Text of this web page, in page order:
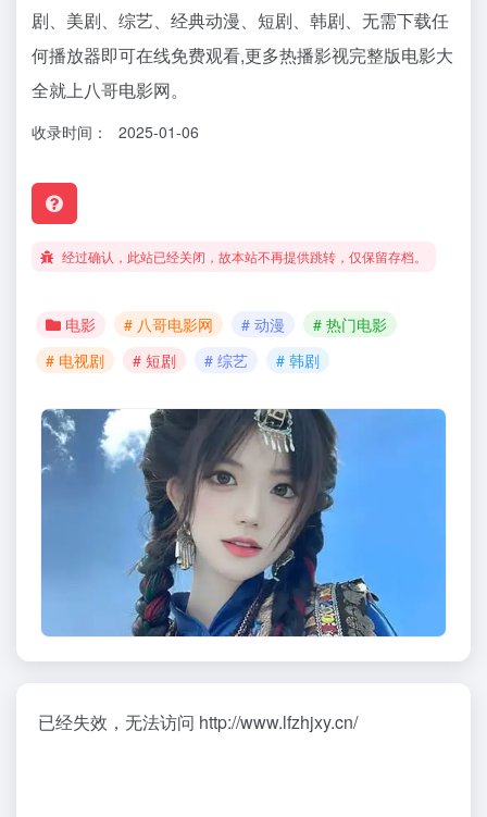
剧、美剧、综艺、经典动漫、短剧、韩剧、无需下载任
何播放器即可在线免费观看,更多热播影视完整版电影大
全就上八哥电影网。
收录时间： 2025-01-06
经过确认，此站已经关闭，故本站不再提供跳转，仅保留存档。
电影 # 八哥电影网 # 动漫
# 热门电影
# 电视剧
# 短剧 # 综艺 # 韩剧
已经失效，无法访问 http://www.lfzhjxy.cn/